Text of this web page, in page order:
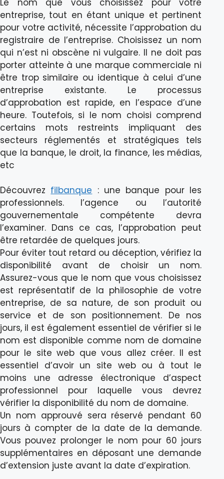
entreprise, tout en étant unique et pertinent
pour votre activité, nécessite l’approbation du
registraire de l’entreprise. Choisissez un nom
qui n’est ni obscène ni vulgaire. Il ne doit pas
porter atteinte à une marque commerciale ni
être trop similaire ou identique à celui d’une
entreprise existante. Le processus
d’approbation est rapide, en l’espace d’une
heure. Toutefois, si le nom choisi comprend
certains mots restreints impliquant des
secteurs réglementés et stratégiques tels
que la banque, le droit, la finance, les médias,
etc
Découvrez filbanque : une banque pour les
professionnels. l’agence ou l’autorité
gouvernementale compétente devra
l’examiner. Dans ce cas, l’approbation peut
être retardée de quelques jours.
Pour éviter tout retard ou déception, vérifiez la
disponibilité avant de choisir un nom.
Assurez-vous que le nom que vous choisissez
est représentatif de la philosophie de votre
entreprise, de sa nature, de son produit ou
service et de son positionnement. De nos
jours, il est également essentiel de vérifier si le
nom est disponible comme nom de domaine
pour le site web que vous allez créer. Il est
essentiel d’avoir un site web ou à tout le
moins une adresse électronique d’aspect
professionnel pour laquelle vous devrez
vérifier la disponibilité du nom de domaine.
Un nom approuvé sera réservé pendant 60
jours à compter de la date de la demande.
Vous pouvez prolonger le nom pour 60 jours
supplémentaires en déposant une demande
d’extension juste avant la date d’expiration.